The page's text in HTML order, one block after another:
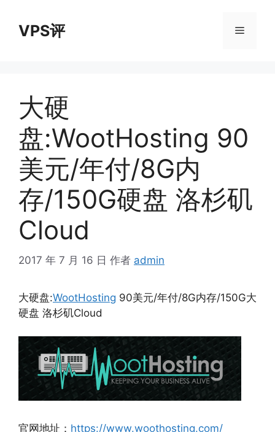
VPS评 菜
大硬
盘:WootHosting 90
美元/年付/8G内
存/150G硬盘 洛杉矶
Cloud
2017 年 7 月 16 日 作者 admin
大硬盘:WootHosting 90美元/年付/8G内存/150G大
硬盘 洛杉矶Cloud
官网地址： https://www.woothosting.com/